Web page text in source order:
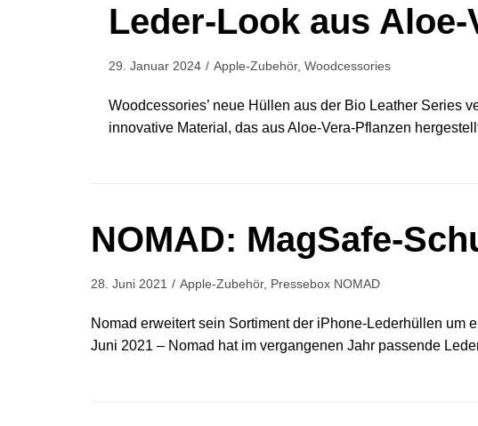
Leder-Look aus Aloe-
29. Januar 2024 Apple-Zubehör, Woodcessories
Woodcessories’ neue Hüllen aus der Bio Leather Series
innovative Material, das aus Aloe-Vera-Pflanzen
NOMAD: MagSafe-
28. Juni 2021 Apple-Zubehör, Pressebox NOMAD
Nomad erweitert sein Sortiment der iPhone-Lederhüllen um
Juni 2021 – Nomad hat im vergangenen Jahr passende